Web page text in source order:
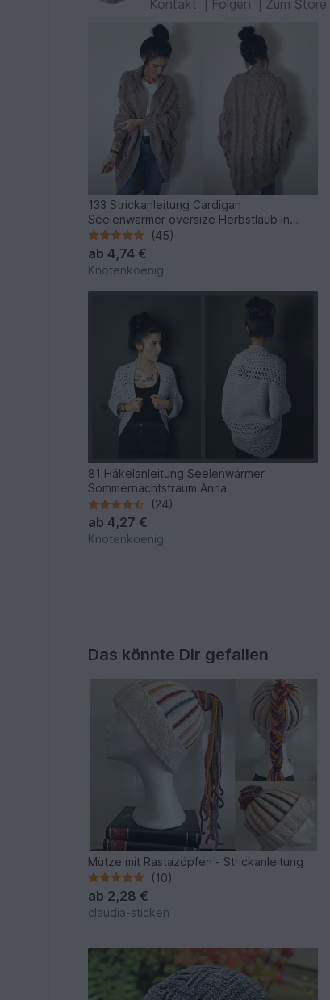
Kontakt
Folgen Zum Store
133 Strickanleitung Cardigan
Seelenwärmer oversize Herbstlaub in
mehreren Größen und Variationen
(45)
ab4,74 €
Knotenkoenig
81 Häkelanleitung Seelenwärmer
Sommernachtstraum Anna
(24)
ab4,27 €
Knotenkoenig
Das könnte Dir gefallen
Mütze mit Rastazöpfen - Strickanleitung
(10)
ab 2,28 €
claudia-sticken